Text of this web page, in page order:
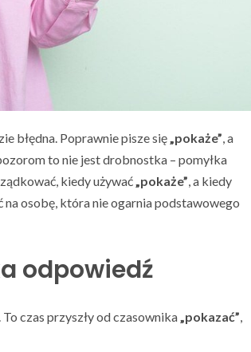
błędna. Poprawnie pisze się „pokaże” , a
to nie jest drobnostka – pomyłka
kiedy używać „pokaże” , a kiedy
na osobę, która nie ogarnia podstawowego
odpowiedź
. To czas przyszły od czasownika „pokazać”